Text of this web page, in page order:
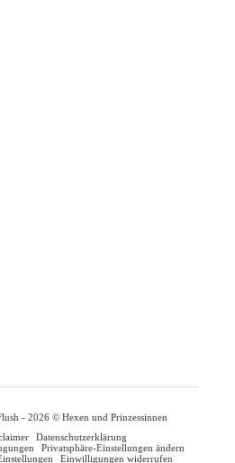
- 2026 © Hexen und Prinzessinnen
Datenschutzerklärung
Privatsphäre-Einstellungen ändern
Einwilligungen widerrufen